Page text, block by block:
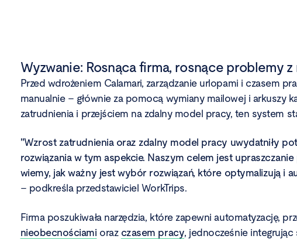
Wyzwanie: Rosnąca firma, rosnące problemy
Przed wdrożeniem Calamari, zarządzanie urlopami i czasem
manualnie – głównie za pomocą wymiany mailowej i arkuszy
zatrudnienia i przejściem na zdalny model pracy, ten system
"Wzrost zatrudnienia oraz zdalny model pracy uwydatniły
rozwiązania w tym aspekcie. Naszym celem jest
wiemy, jak ważny jest wybór rozwiązań, które optymalizują i
– podkreśla przedstawiciel WorkTrips.
Firma poszukiwała narzędzia, które zapewni automatyzację,
nieobecnościami oraz czasem pracy, jednocześnie